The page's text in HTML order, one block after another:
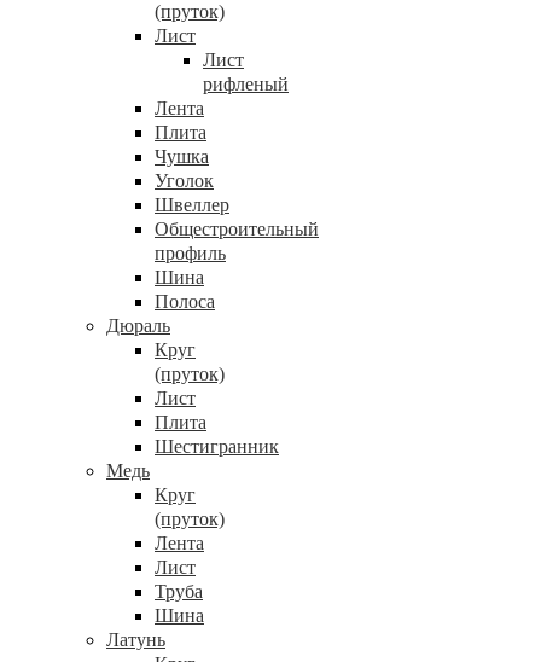
(пруток)
Лист
Лист
рифленый
Лента
Плита
Чушка
Уголок
Швеллер
Общестроительный
профиль
Шина
Полоса
Дюраль
Круг
(пруток)
Лист
Плита
Шестигранник
Медь
Круг
(пруток)
Лента
Лист
Труба
Шина
Латунь